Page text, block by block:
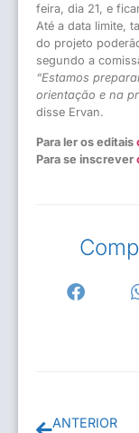
feira, dia 21, e
Até a data limite,
do projeto
segundo a
“Estamos
orientação e na
disse Ervan.
Para ler os editais
Para se inscrever
ANTERIOR